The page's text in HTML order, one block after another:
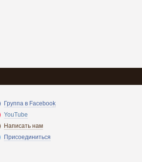
Группа в Facebook
YouTube
Написать нам
Присоединиться